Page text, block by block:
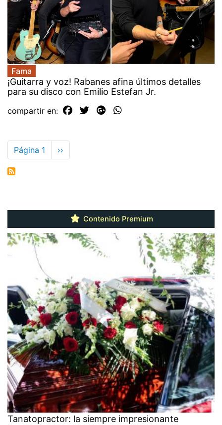
Fama
¡Guitarra y voz! Rabanes afina últimos detalles
para su disco con Emilio Estefan Jr.
compartir en:
Paginación
Página 1
Siguiente
página
››
Contenido Premium
Tanatopractor: la siempre impresionante